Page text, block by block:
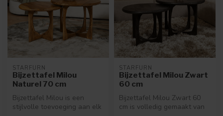
STARFURN
Bijzettafel Milou
Naturel 70 cm
Bijzettafel Milou is een
stijlvolle toevoeging aan elk
STARFURN
Bijzettafel Milou Zwart
60 cm
Bijzettafel Milou Zwart 60
cm is volledig gemaakt van